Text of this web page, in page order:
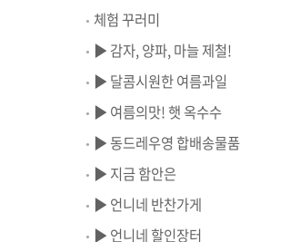
체험 꾸러미
▶ 감자, 양파, 마늘 제철!
▶ 달콤시원한 여름과일
▶ 여름의맛! 햇 옥수수
▶ 동드레우영 합배송물품
▶ 지금 함안은
▶ 언니네 반찬가게
▶ 언니네 할인장터